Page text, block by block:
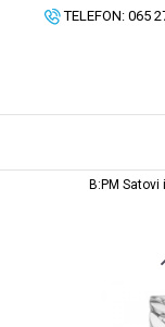
TELEFON: 065
B:PM Satovi